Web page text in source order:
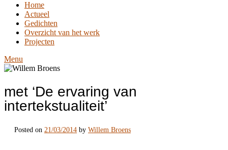
Home
Actueel
Gedichten
Overzicht van het werk
Projecten
Menu
met ‘De ervaring van
intertekstualiteit’
Posted on 21/03/2014 by Willem Broens